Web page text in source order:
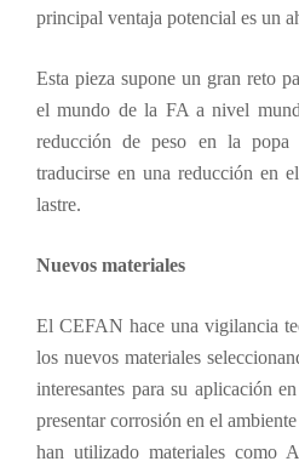
principal ventaja potencial es un
Esta pieza supone un gran reto
el mundo de la FA a nivel
reducción de peso en la
traducirse en una reducción en
lastre.
Nuevos materiales
El CEFAN hace una vigilancia
los nuevos materiales
interesantes para su aplicación
presentar corrosión en el
han utilizado materiales como